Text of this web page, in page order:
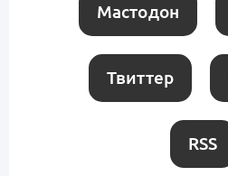
Мастодон
Твиттер
RSS